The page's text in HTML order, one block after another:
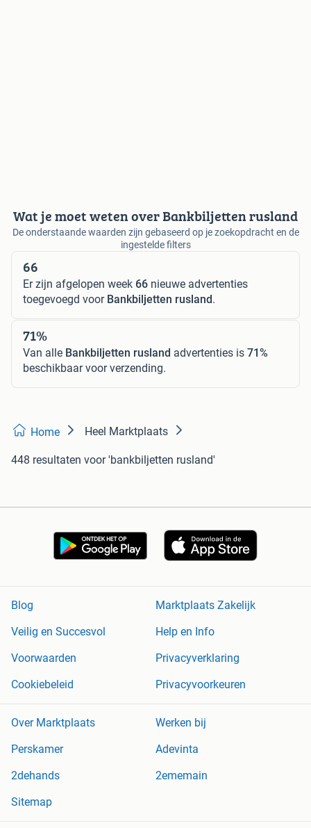
Wat je moet weten over Bankbiljetten rusland
De onderstaande waarden zijn gebaseerd op je zoekopdracht en de
ingestelde filters
66
Er zijn afgelopen week 66 nieuwe advertenties
toegevoegd voor Bankbiljetten rusland.
71%
Van alle Bankbiljetten rusland advertenties is 71%
beschikbaar voor verzending.
Home Heel Marktplaats
448 resultaten voor 'bankbiljetten rusland'
Blog
Marktplaats Zakelijk
Veilig en Succesvol
Help en Info
Voorwaarden
Privacyverklaring
Cookiebeleid
Privacyvoorkeuren
Over Marktplaats
Werken bij
Perskamer
Adevinta
2dehands
2ememain
Sitemap